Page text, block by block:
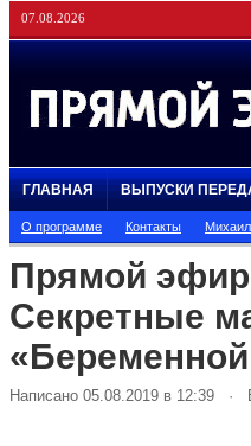
07.08.2026
ГЛАВНАЯ ВЫПУСКИ
О программе Контакты
Прямой
Секретные
Написано 05.08.2019 в 12:39 ·